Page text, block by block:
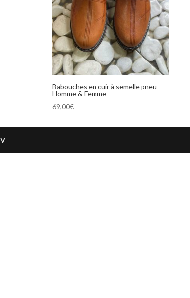
Babouches en cuir à semelle pneu –
Homme & Femme
69,00€